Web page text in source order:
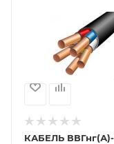
КАБЕЛЬ ВВГнг(А)-